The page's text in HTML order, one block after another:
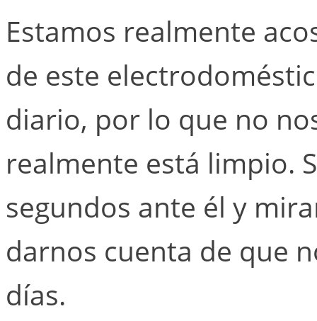
Estamos realmente
de este
diario, por lo que no
realmente está limpio.
segundos ante él y
darnos cuenta de que
días.